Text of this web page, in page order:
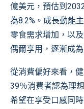
億美元，預估到
為8.2%。成長動能
零食需求增加，以
偶爾享用，逐漸成
從消費偏好來看，
39％消費者認為理
希望在享受口感同